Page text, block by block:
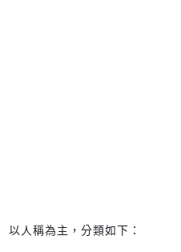
以人稱為主，分類如下：